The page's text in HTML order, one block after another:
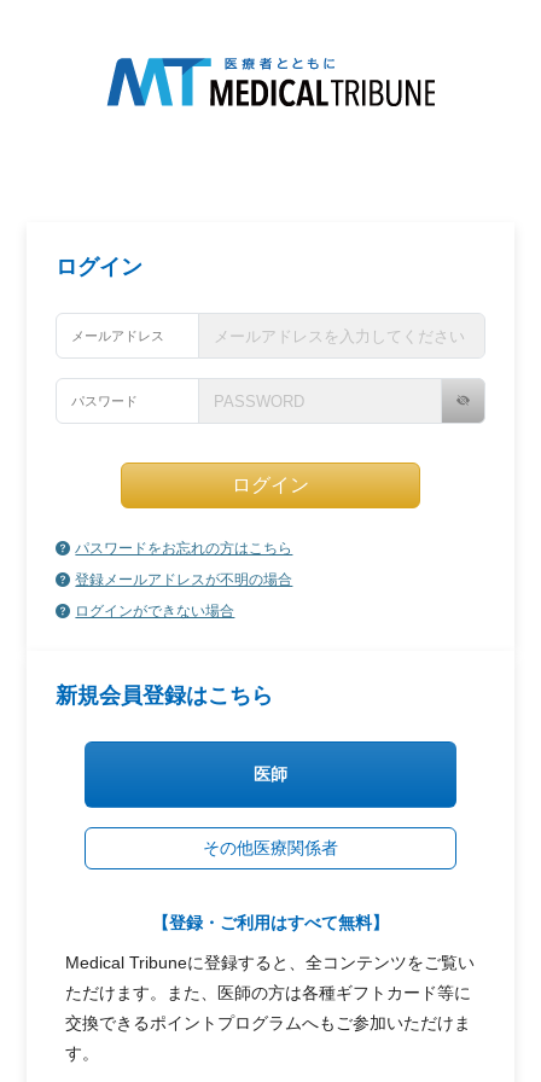
ログイン
メールアドレス
パスワード
ログイン
パスワードをお忘れの方はこちら
登録メールアドレスが不明の場合
ログインができない場合
新規会員登録はこちら
医師
その他医療関係者
【登録・ご利用はすべて無料】
Medical Tribuneに登録すると、全コンテンツをご覧い
ただけます。また、医師の方は各種ギフトカード等に
交換できるポイントプログラムへもご参加いただけま
す。